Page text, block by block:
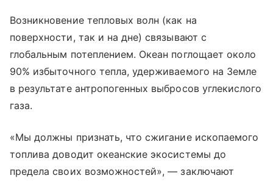
Возникновение тепловых волн (как на
поверхности, так и на дне) связывают с
глобальным потеплением. Океан поглощает около
90% избыточного тепла, удерживаемого на Земле
в результате антропогенных выбросов углекислого
газа.
«Мы должны признать, что сжигание ископаемого
топлива доводит океанские экосистемы до
предела своих возможностей», — заключают